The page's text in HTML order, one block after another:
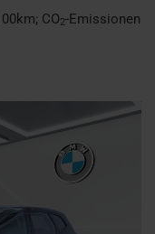
; CO2-Emissionen